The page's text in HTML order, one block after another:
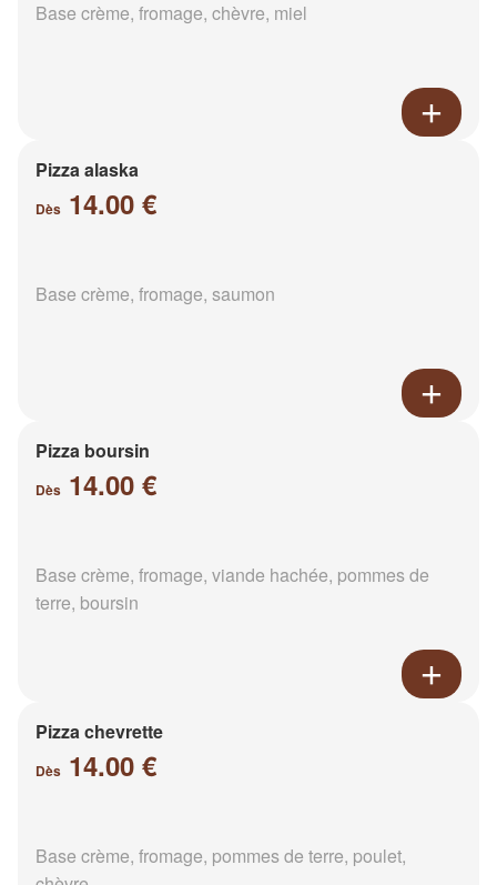
Base crème, fromage, chèvre, miel
Pizza alaska
Dès 14.00 €
Base crème, fromage, saumon
Pizza boursin
Dès 14.00 €
Base crème, fromage, viande hachée, pommes de
terre, boursin
Pizza chevrette
Dès 14.00 €
Base crème, fromage, pommes de terre, poulet,